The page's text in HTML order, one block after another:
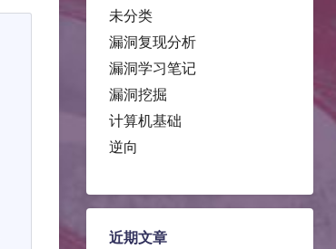
未分类
漏洞复现分析
漏洞学习笔记
漏洞挖掘
计算机基础
逆向
近期文章